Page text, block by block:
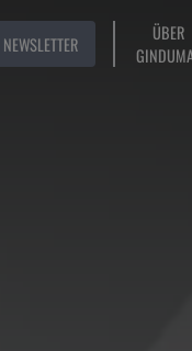
NEWSLETTER
ÜBER